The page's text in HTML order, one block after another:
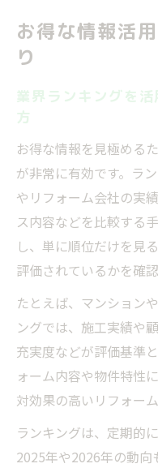
お得な情報活
り
業界ランキングを
方
お得な情報を見極める
が非常に有効です。ラ
やリフォーム会社の実
ス内容などを比較する
し、単に順位だけを見
評価されているかを確
たとえば、マンション
ングでは、施工実績や
充実度などが評価基準
ォーム内容や物件特性
対効果の高いリフォー
ランキングは、定期的
2025年や2026年の動向